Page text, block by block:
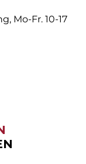
Mo-Fr. 10-17